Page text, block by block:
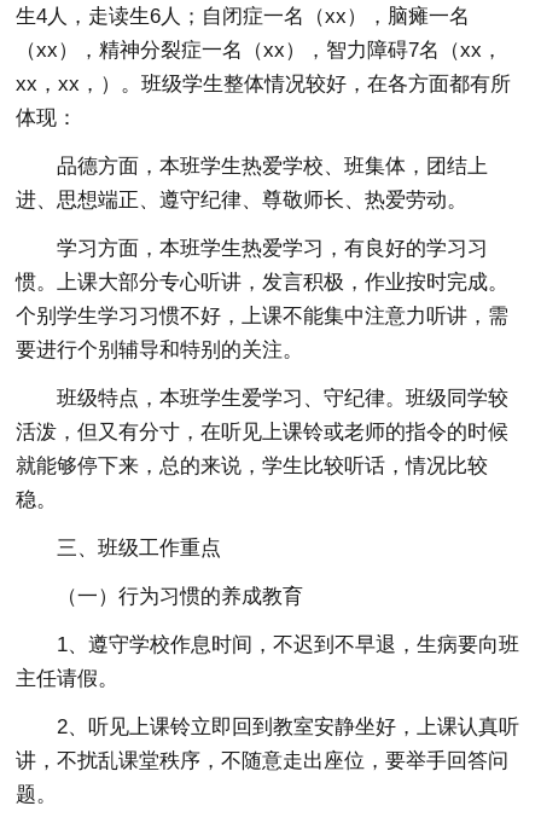
生4人，走读生6人；自闭症一名（xx），脑瘫一名
（xx），精神分裂症一名（xx），智力障碍7名（xx，
xx，xx，）。班级学生整体情况较好，在各方面都有所
体现：
品德方面，本班学生热爱学校、班集体，团结上
进、思想端正、遵守纪律、尊敬师长、热爱劳动。
学习方面，本班学生热爱学习，有良好的学习习
惯。上课大部分专心听讲，发言积极，作业按时完成。
个别学生学习习惯不好，上课不能集中注意力听讲，需
要进行个别辅导和特别的关注。
班级特点，本班学生爱学习、守纪律。班级同学较
活泼，但又有分寸，在听见上课铃或老师的指令的时候
就能够停下来，总的来说，学生比较听话，情况比较
稳。
三、班级工作重点
（一）行为习惯的养成教育
1、遵守学校作息时间，不迟到不早退，生病要向班
主任请假。
2、听见上课铃立即回到教室安静坐好，上课认真听
讲，不扰乱课堂秩序，不随意走出座位，要举手回答问
题。